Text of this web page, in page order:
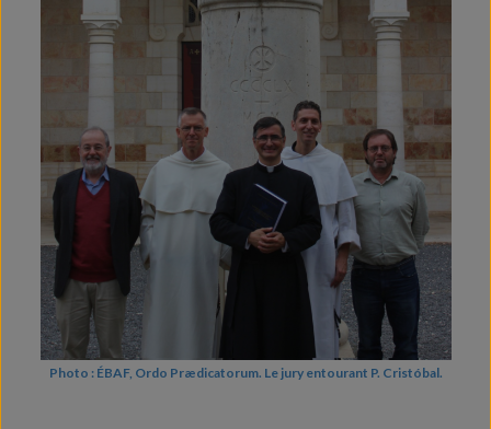
Photo : ÉBAF, Ordo Prædicatorum. Le jury entourant P. Cristóbal.